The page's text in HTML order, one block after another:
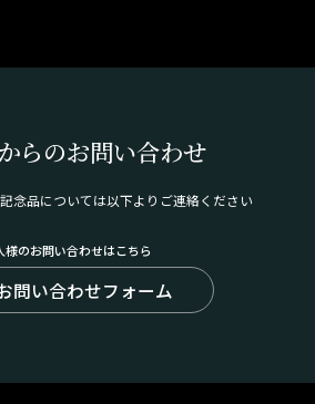
らのお問い合わせ
念品については以下よりご連絡ください
様のお問い合わせはこちら
問い合わせフォーム